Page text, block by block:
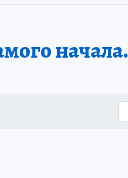
начала.